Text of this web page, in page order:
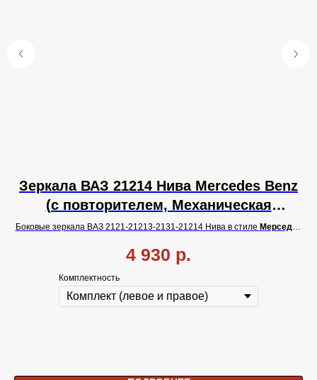
Зеркала ВАЗ 21214 Нива Mercedes Benz
(с повторителем, Механическая
регулировка, Вежливая подсветка).
Боковые зеркала ВАЗ 2121-21213-2131-21214 Нива в стиле Мерседес
вежливой подсветкой.
4 930 р.
Комплектность